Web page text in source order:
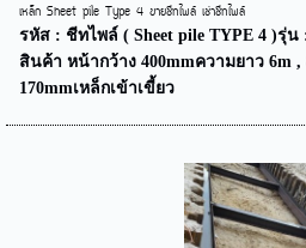
เหล็ก Sheet pile Type 4 ขายชีทไพล์ เช่าชีทไพล์
รหัส : ชีทไพล์ ( Sheet pile TYPE 4 )รุ่น
สินค้า หน้ากว้าง 400mmความยาว 6m ,
170mmเหล็กเข้าเขี้ยว